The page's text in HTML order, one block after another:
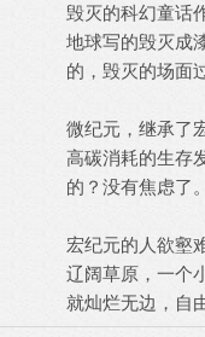
毁灭的科幻童话
地球写的毁灭成
的，毁灭的场面
微纪元，继承了
高碳消耗的生存
的？没有焦虑了。
宏纪元的人欲壑
辽阔草原，一个
就灿烂无边，自